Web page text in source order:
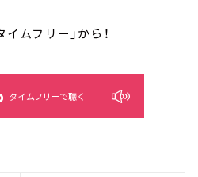
ムフリー」から！
タイムフリーで聴く